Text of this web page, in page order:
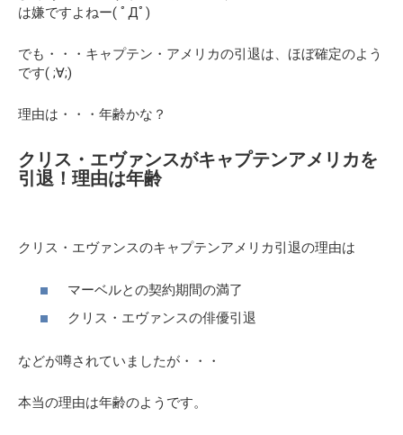
は嫌ですよねー( ﾟДﾟ)
でも・・・キャプテン・アメリカの引退は、ほぼ確定のよう
です( ;∀;)
理由は・・・年齢かな？
クリス・エヴァンスがキャプテンアメリカを
引退！理由は年齢
クリス・エヴァンスのキャプテンアメリカ引退の理由は
マーベルとの契約期間の満了
クリス・エヴァンスの俳優引退
などが噂されていましたが・・・
本当の理由は年齢のようです。